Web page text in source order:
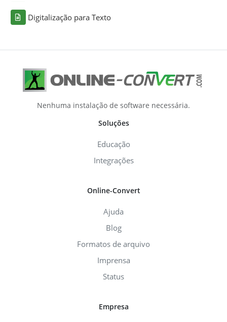
Digitalização para Texto
Nenhuma instalação de software necessária.
Soluções
Educação
Integrações
Online-Convert
Ajuda
Blog
Formatos de arquivo
Imprensa
Status
Empresa